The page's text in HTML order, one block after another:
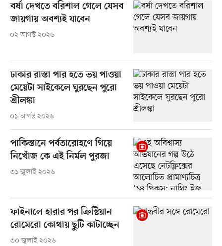
বর্ষা দেখতে বরিশাল গেলে যেসব
জায়গায় অবশ্যই যাবেন
০২ আগস্ট ২০২৬
ঢাকার রাস্তা পার হতে ভয় পাওয়া
মেয়েটা সাইকেলে ঘুরছেন পুরো
শ্রীলঙ্কা
০১ আগস্ট ২০২৬
পাকিস্তানে পর্বতারোহণে গিয়ে
নিখোঁজ কে এই নির্মল পুরজা
৩১ জুলাই ২০২৬
ফাইনালে হারার পর ক্রিস্টিয়ান
রোমেরো কোথায় ছুটি কাটাচ্ছেন
৩০ জুলাই ২০২৬